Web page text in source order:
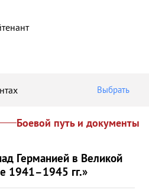
Выбрать
Боевой путь и документы
Германией в Великой
1941–1945 гг.»